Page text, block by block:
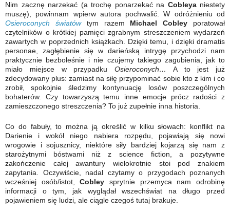
Nim zacznę narzekać (a trochę ponarzekać na Cobleyaniestety
muszę), powinnam wpierw autora pochwalić. W odróżnieniu od
Osieroconych światówtym razem Michael Cobley poratował
czytelników o krótkiej pamięci zgrabnym streszczeniem wydarzeń
zawartych w poprzednich książkach. Dzięki temu, i dzięki dramatis
personae, zagłębienie się w darieńską intrygę przychodzi nam
praktycznie bezboleśnie i nie czujemy takiego zagubienia, jak to
miało miejsce w przypadku Osieroconych…
A to jest już
zdecydowany plus: zamiast na siłę przypominać sobie kto z kim i co
zrobił, spokojnie śledzimy kontynuację losów poszczególnych
bohaterów. Czy towarzyszą temu inne emocje prócz radości z
zamieszczonego streszczenia? To już zupełnie inna historia.
Co do fabuły, to można ją określić w kilku słowach: konflikt na
Darienie i wokół niego nabiera rozpędu, pojawiają się nowi
wrogowie i sojusznicy, niektóre siły bardziej kojarzą się nam z
starożytnymi bóstwami niż z science fiction, a pozytywne
zakończenie całej awantury wielokrotnie stoi pod znakiem
zapytania. Oczywiście, nadal czytamy o przygodach poznanych
wcześniej osób/istot, Cobley sprytnie przemyca nam odrobinę
informacji o tym, jak wyglądał wszechświat na długo przed
pojawieniem się ludzi, ale ciągle czegoś tutaj brakuje.